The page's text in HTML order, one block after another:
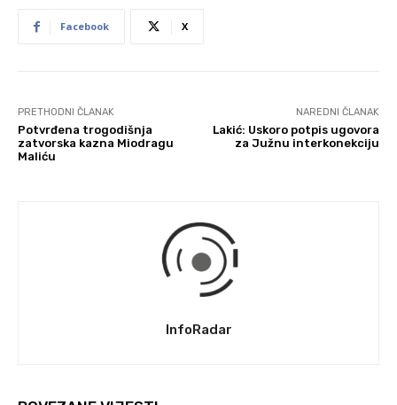
Facebook X
PRETHODNI ČLANAK
Potvrđena trogodišnja
zatvorska kazna Miodragu
Maliću
NAREDNI ČLANAK
Lakić: Uskoro potpis ugovora
za Južnu interkonekciju
InfoRadar